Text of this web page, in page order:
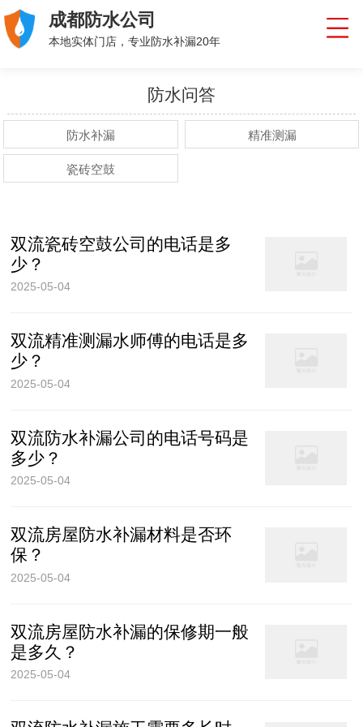
成都防水公司
本地实体门店，专业防水补漏20年
防水问答
防水补漏 精准测漏
瓷砖空鼓
双流瓷砖空鼓公司的电话是多
少？
2025-05-04
双流精准测漏水师傅的电话是多
少？
2025-05-04
双流防水补漏公司的电话号码是
多少？
2025-05-04
双流房屋防水补漏材料是否环
保？
2025-05-04
双流房屋防水补漏的保修期一般
是多久？
2025-05-04